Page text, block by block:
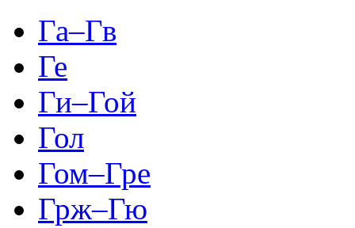
Га–Гв
Ге
Ги–Гой
Гол
Гом–Гре
Грж–Гю